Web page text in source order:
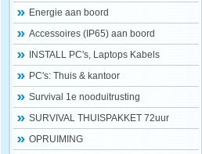
Energie aan boord
Accessoires (IP65) aan boord
INSTALL PC's, Laptops Kabels
PC's: Thuis & kantoor
Survival 1e nooduitrusting
SURVIVAL THUISPAKKET 72uur
OPRUIMING